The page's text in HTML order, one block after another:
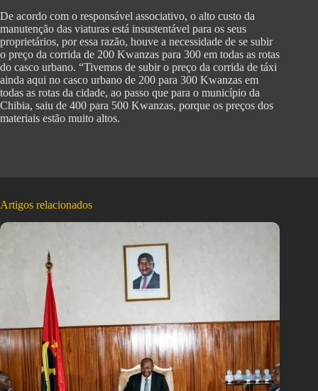
De acordo com o responsável associativo, o alto custo da
manutenção das viaturas está insustentável para os seus
proprietários, por essa razão, houve a necessidade de se subir
o preço da corrida de 200 Kwanzas para 300 em todas as rotas
do casco urbano. “Tivemos de subir o preço da corrida de táxi
ainda aqui no casco urbano de 200 para 300 Kwanzas em
todas as rotas da cidade, ao passo que para o município da
Chibia, saiu de 400 para 500 Kwanzas, porque os preços dos
materiais estão muito altos.
Artigos relacionados